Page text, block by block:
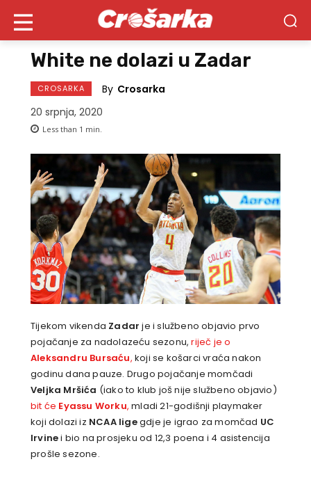
White ne dolazi u Zadar
CROSARKA By Crosarka
20 srpnja, 2020
Less than 1 min.
Tijekom vikenda Zadar je i službeno objavio prvo
pojačanje za nadolazeću sezonu,riječ je o
Aleksandru Bursaću, koji se košarci vraća nakon
godinu dana pauze. Drugo pojačanje momčadi
Veljka Mršića (iako to klub još nije službeno objavio)
bit će Eyassu Worku, mladi 21-godišnji playmaker
koji dolazi iz NCAA ligegdje je igrao za momčad UC
Irvinei bio na prosjeku od 12,3 poena i 4 asistencija
prošle sezone.